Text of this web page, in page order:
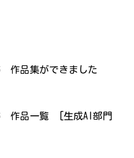
作品集ができました
作品一覧 [生成AI部門